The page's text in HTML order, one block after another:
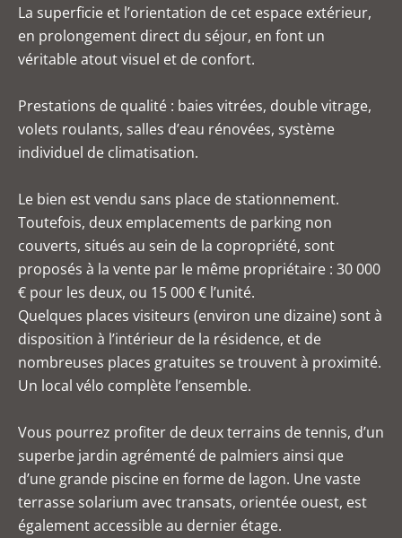
La superficie et l’orientation de cet espace extérieur,
en prolongement direct du séjour, en font un
véritable atout visuel et de confort.
Prestations de qualité : baies vitrées, double vitrage,
volets roulants, salles d’eau rénovées, système
individuel de climatisation.
Le bien est vendu sans place de stationnement.
Toutefois, deux emplacements de parking non
couverts, situés au sein de la copropriété, sont
proposés à la vente par le même propriétaire : 30 000
€ pour les deux, ou 15 000 € l’unité.
Quelques places visiteurs (environ une dizaine) sont à
disposition à l’intérieur de la résidence, et de
nombreuses places gratuites se trouvent à proximité.
Un local vélo complète l’ensemble.
Vous pourrez profiter de deux terrains de tennis, d’un
superbe jardin agrémenté de palmiers ainsi que
d’une grande piscine en forme de lagon. Une vaste
terrasse solarium avec transats, orientée ouest, est
également accessible au dernier étage.